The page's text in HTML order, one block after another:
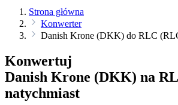
Strona główna
Konwerter
Danish Krone (DKK) do RLC
Konwertuj
Danish Krone (DKK) na
natychmiast